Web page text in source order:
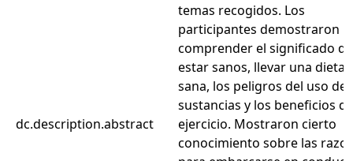
dc.description.abstract
temas recogidos. Los
participantes demostraron
comprender el significado de
estar sanos, llevar una dieta
sana, los peligros del uso de
sustancias y los beneficios
ejercicio. Mostraron cierto
conocimiento sobre las